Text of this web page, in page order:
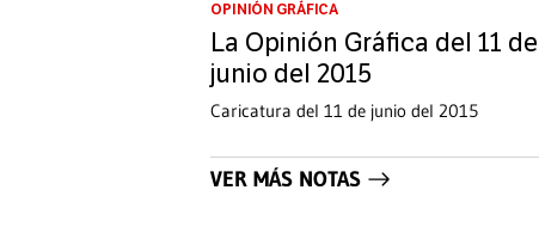
OPINIÓN GRÁFICA
La Opinión Gráfica del 11 de
junio del 2015
Caricatura del 11 de junio del 2015
VER MÁS NOTAS